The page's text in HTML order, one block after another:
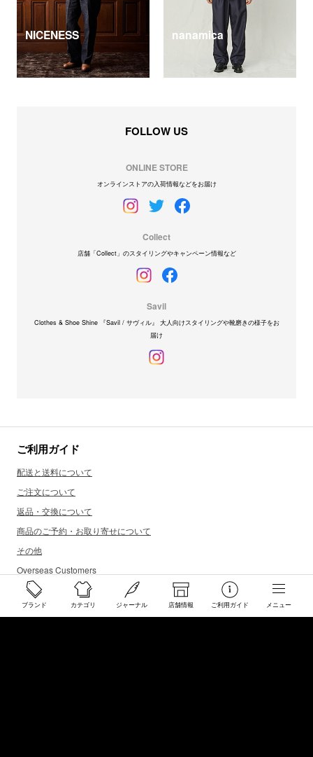
ブランド カテゴリ ジャーナル 店舗情報 ご利用ガイド メニュー
NICENESS nanamica
FOLLOW US
ONLINE STORE
オンラインストアの入荷情報などをお届け
Collect
店舗「Collect」のスタイリングやキャンペーン情報など
Savil
Clothes & Shoe Shine 『Savil / サヴィル』 大人向けスタイリングや靴磨きの様子をお
届け
ご利用ガイド
配送と送料について
ご注文について
返品・交換について
商品のご予約・お取り寄せについて
その他
Overseas Customers
お問い合わせ